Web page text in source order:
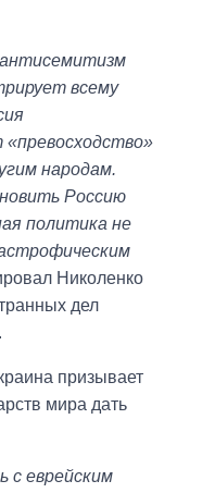
антисемитизм
всему
народам.
Россию
политика не
Николенко
дел
призывает
мира дать
с еврейским